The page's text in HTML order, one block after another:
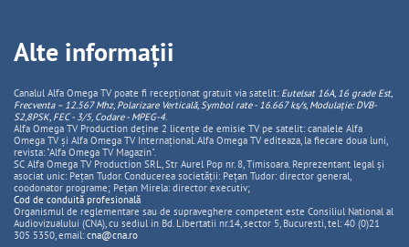
Alte informații
Canalul Alfa Omega TV poate fi recepționat gratuit via satelit: Eutelsat 16A, 16 grade Est,
Frecventa – 12.567 Mhz, PolarizareVerticală, Symbol rate - 16.667 ks/s, Modulație: DVB-
S2,8PSK, FEC - 3/5, Codare - MPEG-4.
Alfa Omega TV Production deține 2 licențe de emisie TV pe satelit: canalele Alfa
Omega TV și Alfa Omega TV Internațional. Alfa Omega TV editeaza, la fiecare doua luni,
revista: "Alfa Omega TV Magazin".
SC Alfa Omega TV Production SRL, Str Aurel Pop nr. 8, Timisoara. Reprezentant legal și
asociat unic: Pețan Tudor. Conducerea societății: Pețan Tudor: director general,
coodonator programe; Pețan Mirela: director executiv;
Cod de conduită profesională
Organismul de reglementare sau de supraveghere competent este Consiliul National al
Audiovizualului (CNA), cu sediul in Bd. Libertatii nr.14, sector 5, Bucuresti, tel: 40 (0)21
305 5350, email: cna@cna.ro